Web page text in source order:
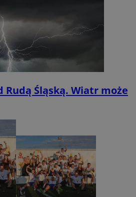
Rudą Śląską. Wiatr może